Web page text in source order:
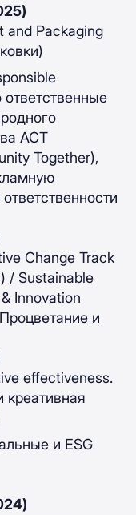
and Packaging
ACT
Together),
Change Track
/ Sustainable
Innovation
и
effectiveness.
креативная
и ESG